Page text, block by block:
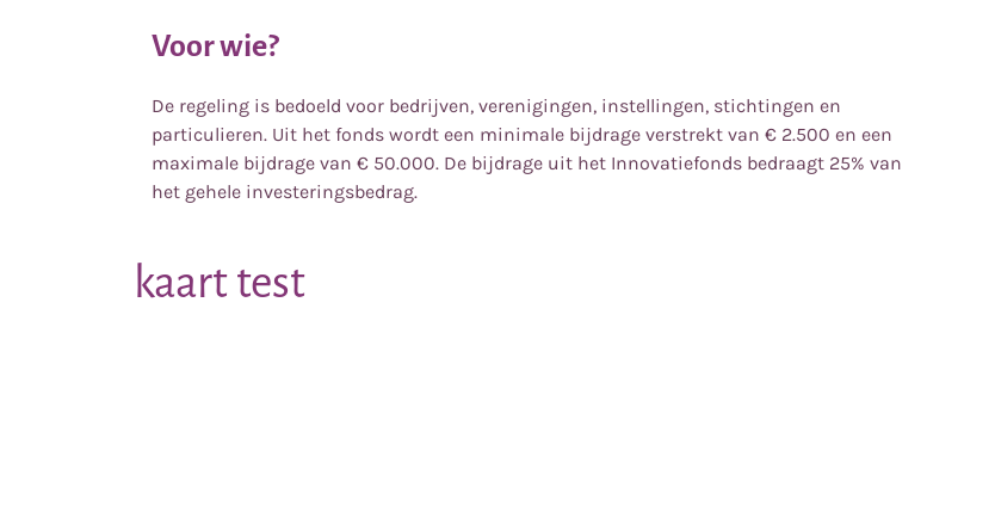
Voor wie?
De regeling is bedoeld voor bedrijven, verenigingen, instellingen, stichtingen en
particulieren. Uit het fonds wordt een minimale bijdrage verstrekt van € 2.500 en een
maximale bijdrage van € 50.000. De bijdrage uit het Innovatiefonds bedraagt 25% van
het gehele investeringsbedrag.
kaart test